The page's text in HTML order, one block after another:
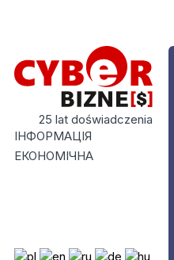
25 lat doświadczenia
ІНФОРМАЦІЯ
ЕКОНОМІЧНА